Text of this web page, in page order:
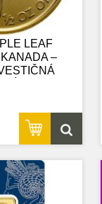
LEAF
–
TOVAR